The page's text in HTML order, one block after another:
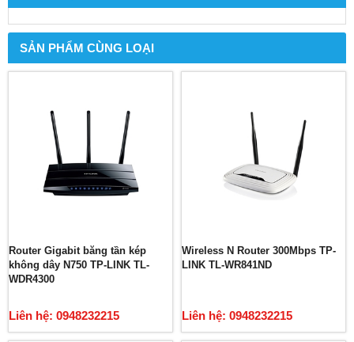
SẢN PHẨM CÙNG LOẠI
Router Gigabit băng tần kép
không dây N750 TP-LINK TL-
WDR4300
Liên hệ: 0948232215
Wireless N Router 300Mbps TP-
LINK TL-WR841ND
Liên hệ: 0948232215